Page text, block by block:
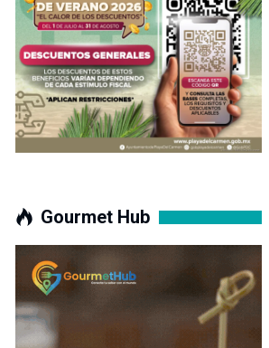
Gourmet Hub